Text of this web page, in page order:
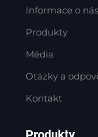
Informace o nás
Produkty
Média
Otázky a
Kontakt